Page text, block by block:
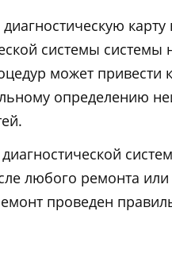
карту
системы
может
определению
любого ремонта
проведен